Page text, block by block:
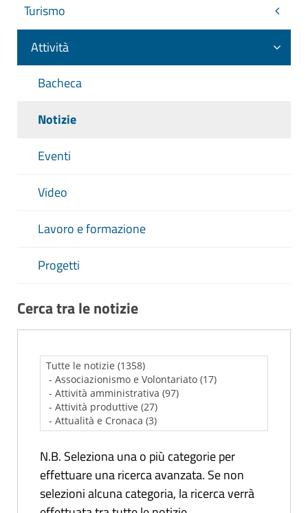
Turismo
Attività
Bacheca
Notizie
Eventi
Video
Lavoro e formazione
Progetti
Cerca tra le notizie
N.B. Seleziona una o più categorie per
effettuare una ricerca avanzata. Se non
selezioni alcuna categoria, la ricerca verrà